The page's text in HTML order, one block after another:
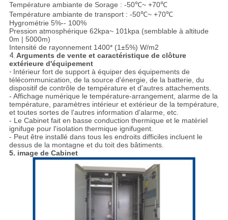
Température ambiante de Sorage : -50℃~ +70℃
Température ambiante de transport : -50℃~ +70℃
Hygrométrie 5%-- 100%
Pression atmosphérique 62kpa~ 101kpa (semblable à altitude
0m | 5000m)
Intensité de rayonnement 1400* (1±5%) W/m2
4. Arguments de vente et caractéristique de clôture
extérieure d'équipement
- Intérieur fort de support à équiper des équipements de
télécommunication, de la source d'énergie, de la batterie, du
dispositif de contrôle de température et d'autres attachements.
- Affichage numérique le température-arrangement, alarme de la
température, paramètres intérieur et extérieur de la température,
et toutes sortes de l'autres information d'alarme, etc.
- Le Cabinet fait en basse conduction thermique et le matériel
ignifuge pour l'isolation thermique ignifugent.
- Peut être installé dans tous les endroits difficiles incluent le
dessus de la montagne et du toit des bâtiments.
5. image de Cabinet